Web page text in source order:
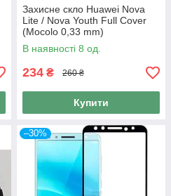
Захисне скло Huawei Nova
Lite / Nova Youth Full Cover
(Mocolo 0,33 mm)
В наявності 8 од.
234 ₴ 260 ₴
Купити
–30%